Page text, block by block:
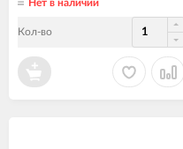
Нет в наличии
Кол-во